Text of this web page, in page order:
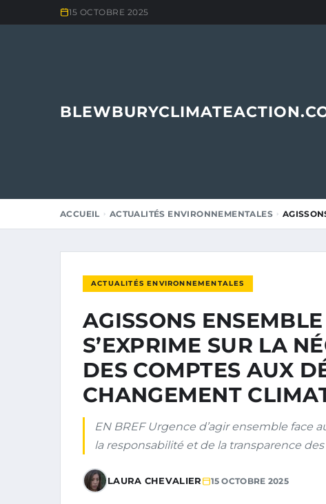
15 OCTOBRE 2025
ACCUEIL ACTUALITÉS ENVIRONNEMENTALES
ACTUALITÉS ENVIRONNEMENTALES
AGISSONS
S’EXPRIME SUR LA
DES COMPTES AUX
CHANGEMENT
EN BREF Urgence d’agir ensemble
la responsabilité et de la transparence
LAURA CHEVALIER 15 OCTOBRE 2025